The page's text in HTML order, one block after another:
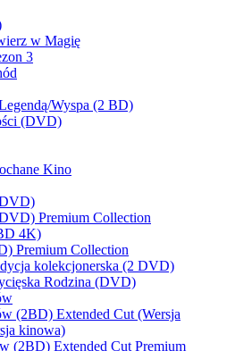
w Magię
3
Wyspa (2 BD)
(DVD)
Kino
DVD)
Premium Collection
4K)
Premium Collection
kolekcjonerska (2 DVD)
Rodzina (DVD)
(2BD) Extended Cut (Wersja
kinowa)
(2BD) Extended Cut Premium